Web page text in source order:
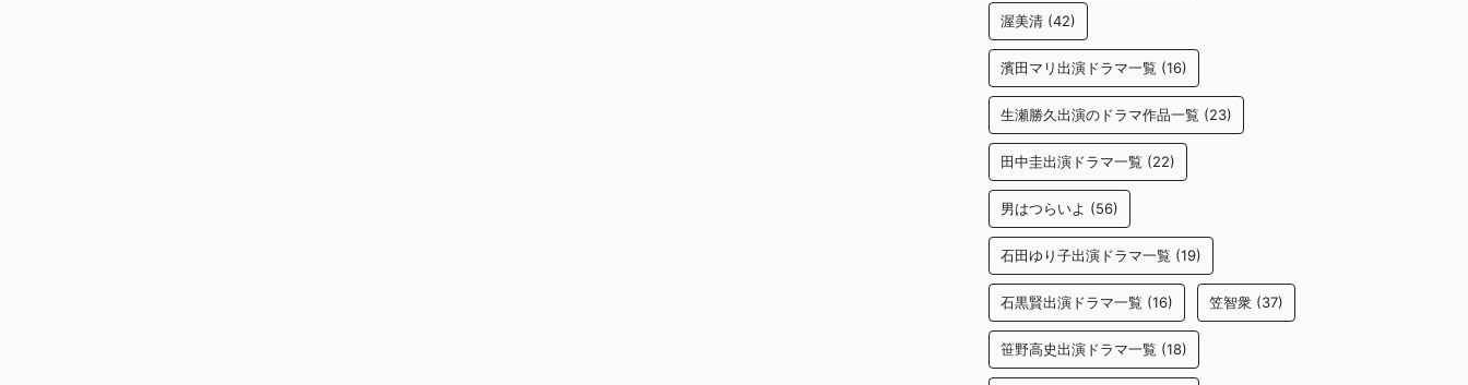
渥美清 (42)
濱田マリ出演ドラマ一覧 (16)
生瀬勝久出演のドラマ作品一覧 (23)
田中圭出演ドラマ一覧 (22)
男はつらいよ (56)
石田ゆり子出演ドラマ一覧 (19)
石黒賢出演ドラマ一覧 (16) 笠智衆 (37)
笹野高史出演ドラマ一覧 (18)